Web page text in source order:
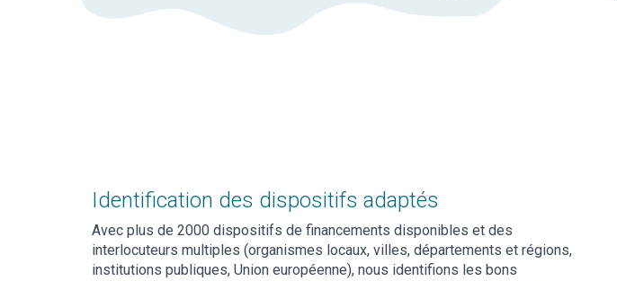
Identification des dispositifs adaptés
Avec plus de 2000 dispositifs de financements disponibles et des
interlocuteurs multiples (organismes locaux, villes, départements et régions,
institutions publiques, Union européenne), nous identifions les bons